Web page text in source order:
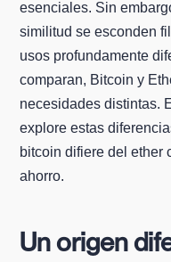
esenciales. Sin
similitud se esconden
usos profundamente
comparan, Bitcoin y
necesidades distintas.
explore estas
bitcoin difiere del ether
ahorro.
Un origen